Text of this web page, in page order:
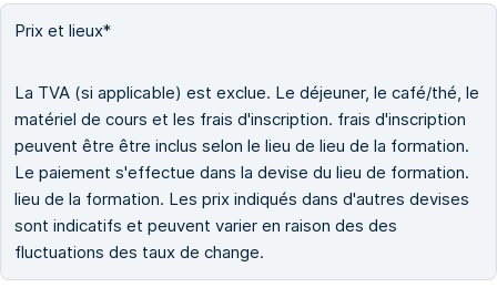
Prix et lieux*
La TVA (si applicable) est exclue. Le déjeuner, le café/thé, le
matériel de cours et les frais d'inscription. frais d'inscription
peuvent être être inclus selon le lieu de lieu de la formation.
Le paiement s'effectue dans la devise du lieu de formation.
lieu de la formation. Les prix indiqués dans d'autres devises
sont indicatifs et peuvent varier en raison des des
fluctuations des taux de change.